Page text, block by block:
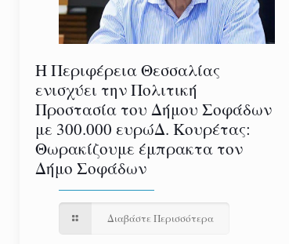
Η Περιφέρεια Θεσσαλίας
ενισχύει την Πολιτική
Προστασία του Δήμου Σοφάδων
με 300.000 ευρώΔ. Κουρέτας:
Θωρακίζουμε έμπρακτα τον
Δήμο Σοφάδων
Διαβάστε Περισσότερα